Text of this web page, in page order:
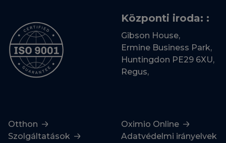
Központi iroda: :
Gibson House,
Ermine Business Park,
Huntingdon PE29 6XU,
Regus,
Otthon
Szolgáltatások
Oximio Online
Adatvédelmi irányelvek